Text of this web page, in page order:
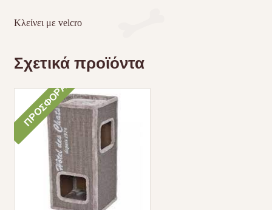
Κλείνει με velcro
Σχετικά προϊόντα
ΠΡΟΣΦΟΡΆ!